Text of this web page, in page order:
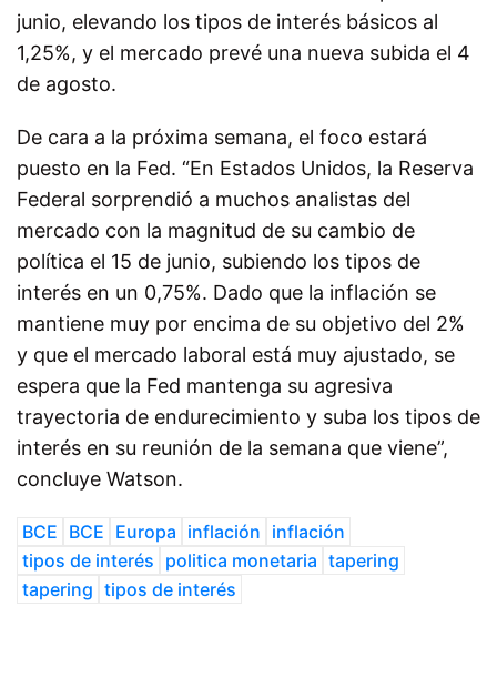
junio, elevando los tipos de interés básicos al
1,25%, y el mercado prevé una nueva subida el 4
de agosto.
De cara a la próxima semana, el foco estará
puesto en la Fed. “En Estados Unidos, la Reserva
Federal sorprendió a muchos analistas del
mercado con la magnitud de su cambio de
política el 15 de junio, subiendo los tipos de
interés en un 0,75%. Dado que la inflación se
mantiene muy por encima de su objetivo del 2%
y que el mercado laboral está muy ajustado, se
espera que la Fed mantenga su agresiva
trayectoria de endurecimiento y suba los tipos de
interés en su reunión de la semana que viene”,
concluye Watson.
BCE BCE Europa inflación inflación
tipos de interés politica monetaria tapering
tapering tipos de interés